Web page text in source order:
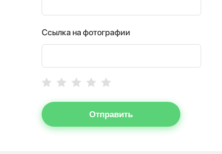
Ссылка на фотографии
Отправить